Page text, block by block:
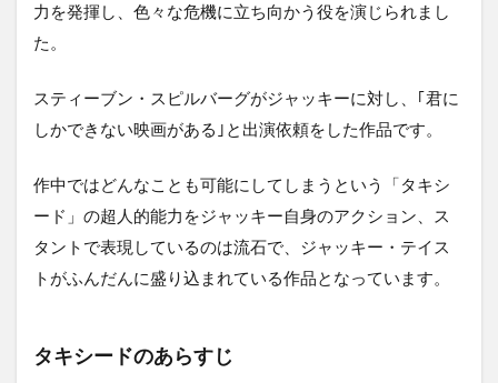
力を発揮し、色々な危機に立ち向かう役を演じられまし
た。
スティーブン・スピルバーグがジャッキーに対し、｢君に
しかできない映画がある｣と出演依頼をした作品です。
作中ではどんなことも可能にしてしまうという「タキシ
ード」の超人的能力をジャッキー自身のアクション、ス
タントで表現しているのは流石で、ジャッキー・テイス
トがふんだんに盛り込まれている作品となっています。
タキシードのあらすじ